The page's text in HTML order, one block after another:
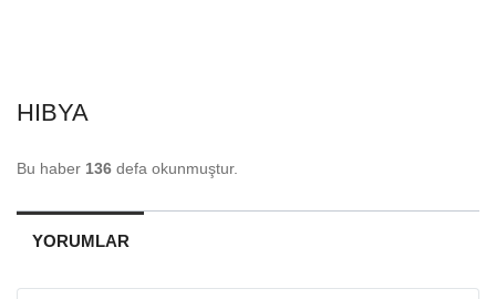
HIBYA
Bu haber 136 defa okunmuştur.
YORUMLAR